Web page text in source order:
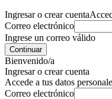
Ingresar o crear cuenta
Correo electrónico
Ingrese un correo válido
Continuar
Bienvenido/a
Ingresar o crear cuenta
Accede a tus datos
Correo electrónico